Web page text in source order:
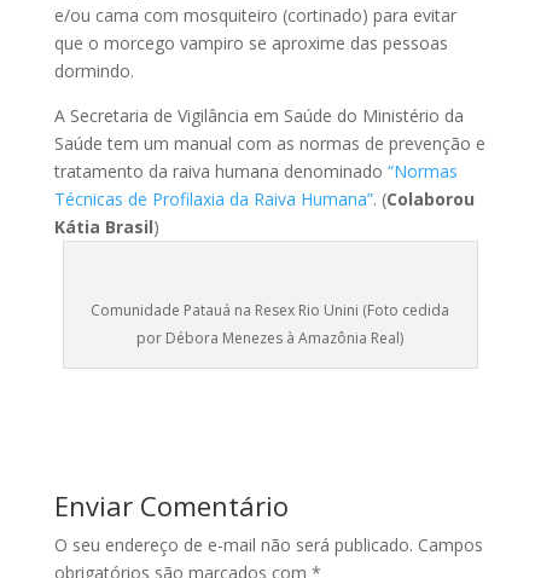
e/ou cama com mosquiteiro (cortinado) para evitar
que o morcego vampiro se aproxime das pessoas
dormindo.
A Secretaria de Vigilância em Saúde do Ministério da
Saúde tem um manual com as normas de prevenção e
tratamento da raiva humana denominado “Normas
Técnicas de Profilaxia da Raiva Humana”. (Colaborou
Kátia Brasil)
Comunidade Patauá na Resex Rio Unini (Foto cedida
por Débora Menezes à Amazônia Real)
Enviar Comentário
O seu endereço de e-mail não será publicado. Campos
obrigatórios são marcados com *